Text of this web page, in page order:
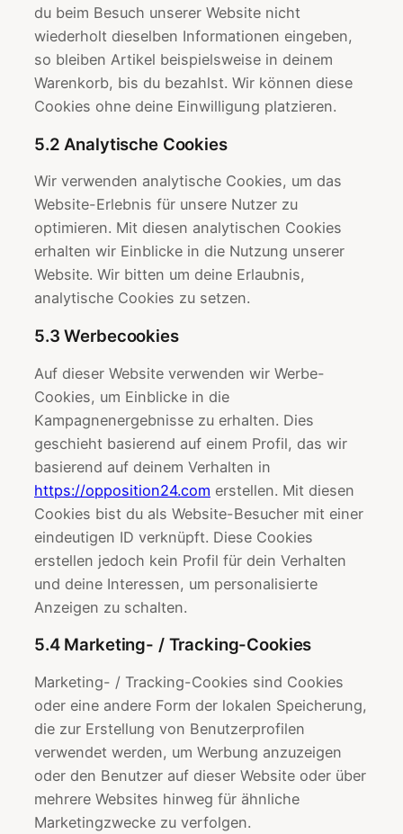
du beim Besuch unserer Website nicht
wiederholt dieselben Informationen eingeben,
so bleiben Artikel beispielsweise in deinem
Warenkorb, bis du bezahlst. Wir können diese
Cookies ohne deine Einwilligung platzieren.
5.2 Analytische Cookies
Wir verwenden analytische Cookies, um das
Website-Erlebnis für unsere Nutzer zu
optimieren. Mit diesen analytischen Cookies
erhalten wir Einblicke in die Nutzung unserer
Website. Wir bitten um deine Erlaubnis,
analytische Cookies zu setzen.
5.3 Werbecookies
Auf dieser Website verwenden wir Werbe-
Cookies, um Einblicke in die
Kampagnenergebnisse zu erhalten. Dies
geschieht basierend auf einem Profil, das wir
basierend auf deinem Verhalten in
https://opposition24.com erstellen. Mit diesen
Cookies bist du als Website-Besucher mit einer
eindeutigen ID verknüpft. Diese Cookies
erstellen jedoch kein Profil für dein Verhalten
und deine Interessen, um personalisierte
Anzeigen zu schalten.
5.4 Marketing- / Tracking-Cookies
Marketing- / Tracking-Cookies sind Cookies
oder eine andere Form der lokalen Speicherung,
die zur Erstellung von Benutzerprofilen
verwendet werden, um Werbung anzuzeigen
oder den Benutzer auf dieser Website oder über
mehrere Websites hinweg für ähnliche
Marketingzwecke zu verfolgen.